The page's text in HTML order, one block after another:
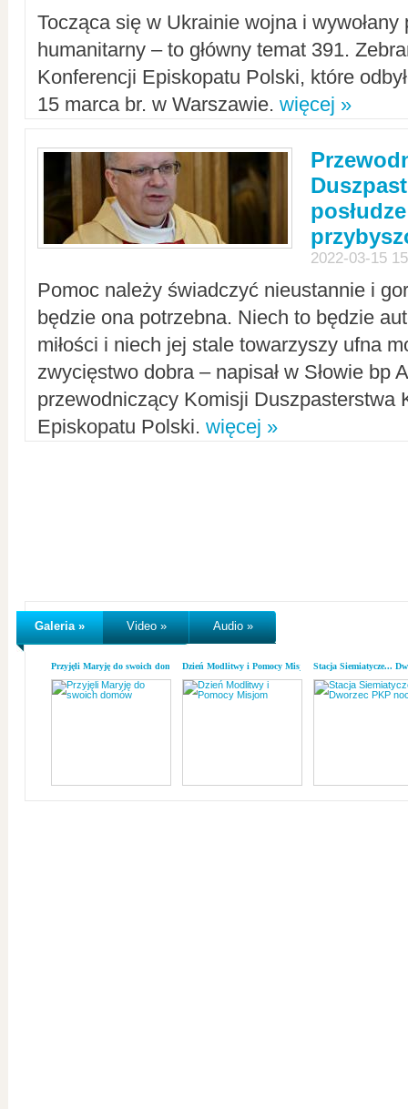
Tocząca się w Ukrainie wojna i
humanitarny – to główny temat 391.
Konferencji Episkopatu Polski, które
15 marca br. w Warszawie. więcej »
2022-03-15
Pomoc należy świadczyć nieustannie i
będzie ona potrzebna. Niech to będzie
miłości i niech jej stale towarzyszy ufna
zwycięstwo dobra – napisał w Słowie bp
przewodniczący Komisji Duszpasterstwa
Episkopatu Polski. więcej »
Galeria » Video » Audio »
Przyjęli Maryję do swoich domówDzień Modlitwy i Pomocy MisjomStacja Siemiatycze...